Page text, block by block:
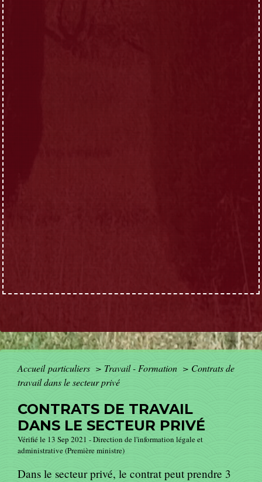
Accueil particuliers > Travail - Formation > Contrats de
travail dans le secteur privé
CONTRATS DE TRAVAIL
DANS LE SECTEUR PRIVÉ
Vérifié le 13 Sep 2021 - Direction de l'information légale et
administrative (Première ministre)
Dans le secteur privé, le contrat peut prendre 3